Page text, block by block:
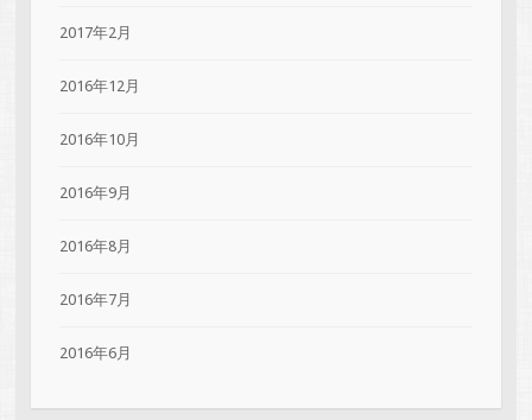
2017年2月
2016年12月
2016年10月
2016年9月
2016年8月
2016年7月
2016年6月